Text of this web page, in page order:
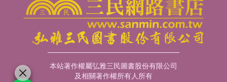
本站著作權屬弘雅三民圖書股份有限公司
及相關著作權所有人所有